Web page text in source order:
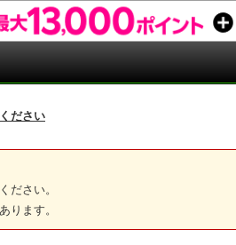
ださい
ださい。
ります。